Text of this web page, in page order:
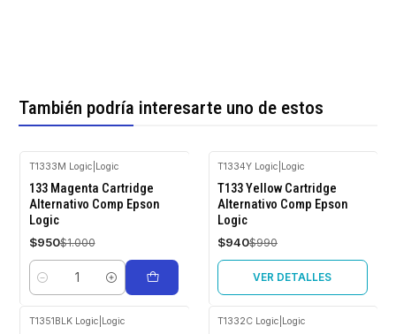
También podría interesarte uno de estos
-5%
OFF
T1333M Logic Logic
133 Magenta Cartridge
Alternativo Comp Epson
Logic
$950$1.000
Cantidad
-5%
OFF
Agotado
T1334Y Logic Logic
T133 Yellow Cartridge
Alternativo Comp Epson
Logic
$940$990
VER DETALLES
T1351BLK Logic Logic T1332C Logic Logic